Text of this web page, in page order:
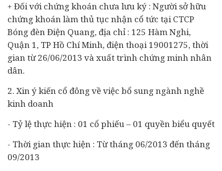
+ Đối với chứng khoán chưa lưu ký : Người sở hữu
chứng khoán làm thủ tục nhận cổ tức tại CTCP
Bóng đèn Điện Quang, địa chỉ : 125 Hàm Nghi,
Quận 1, TP Hồ Chí Minh, điện thoại 19001275, thời
gian từ 26/06/2013 và xuất trình chứng minh nhân
dân.
2. Xin ý kiến cổ đông về việc bổ sung ngành nghề
kinh doanh
- Tỷ lệ thực hiện : 01 cổ phiếu – 01 quyền biểu quyết
- Thời gian thực hiện : Từ tháng 06/2013 đến tháng
09/2013